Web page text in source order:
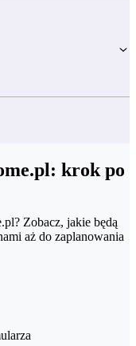
krok po
Zobacz, jakie będą
aż do zaplanowania